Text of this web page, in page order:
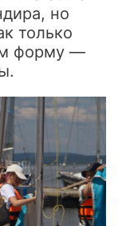
но
только
форму —